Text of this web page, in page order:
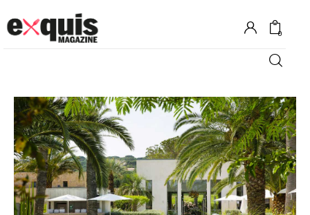
0
Hôtels
Gastronomie
Recettes
Shopping